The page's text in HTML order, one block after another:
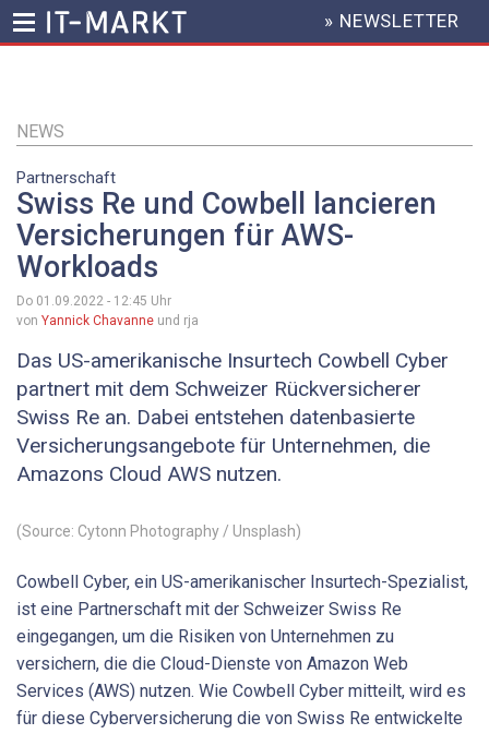
Inhalt
HEADER
MENU
» NEWSLETTER
NEWS
Partnerschaft
Swiss Re und Cowbell lancieren
Versicherungen für AWS-
Workloads
Do 01.09.2022 - 12:45 Uhr
von Yannick Chavanne und rja
Das US-amerikanische Insurtech Cowbell Cyber
partnert mit dem Schweizer Rückversicherer
Swiss Re an. Dabei entstehen datenbasierte
Versicherungsangebote für Unternehmen, die
Amazons Cloud AWS nutzen.
(Source: Cytonn Photography / Unsplash)
Cowbell Cyber, ein US-amerikanischer Insurtech-Spezialist,
ist eine Partnerschaft mit der Schweizer Swiss Re
eingegangen, um die Risiken von Unternehmen zu
versichern, die die Cloud-Dienste von Amazon Web
Services (AWS) nutzen. Wie Cowbell Cyber mitteilt, wird es
für diese Cyberversicherung die von Swiss Re entwickelte